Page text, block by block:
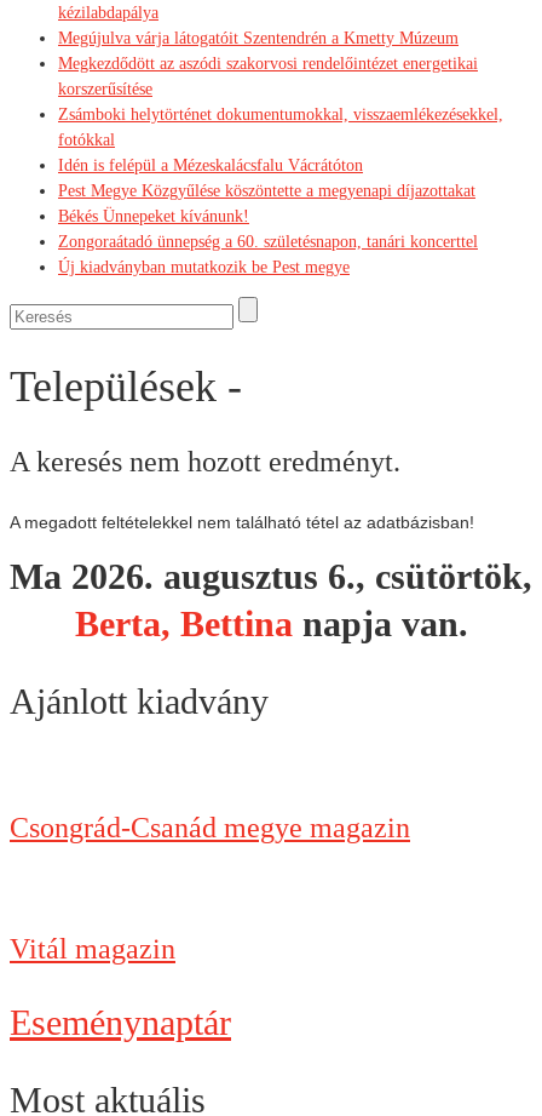
kézilabdapálya
Megújulva várja látogatóit Szentendrén a Kmetty Múzeum
Megkezdődött az aszódi szakorvosi rendelőintézet energetikai
korszerűsítése
Zsámboki helytörténet dokumentumokkal, visszaemlékezésekkel,
fotókkal
Idén is felépül a Mézeskalácsfalu Vácrátóton
Pest Megye Közgyűlése köszöntette a megyenapi díjazottakat
Békés Ünnepeket kívánunk!
Zongoraátadó ünnepség a 60. születésnapon, tanári koncerttel
Új kiadványban mutatkozik be Pest megye
Települések -
A keresés nem hozott eredményt.
A megadott feltételekkel nem található tétel az adatbázisban!
Ma 2026. augusztus 6., csütörtök,
Berta, Bettina napja van.
Ajánlott kiadvány
Csongrád-Csanád megye magazin
Vitál magazin
Eseménynaptár
Most aktuális